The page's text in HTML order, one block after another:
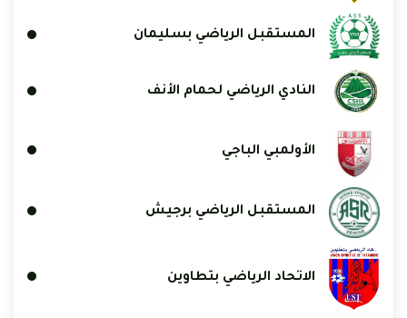
المستقبل الرياضي بسليمان
النادي الرياضي لحمام الأنف
الأولمبي الباجي
المستقبل الرياضي برجيش
الاتحاد الرياضي بتطاوين